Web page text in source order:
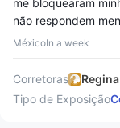
me bloquearam
não respondem
MéxicoIn a week
Corretoras
Tipo de Exposição